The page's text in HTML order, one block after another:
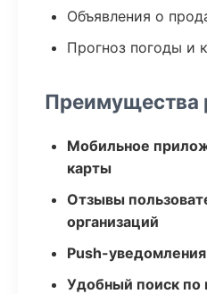
Объявления о
Прогноз погоды и
Преимущества
Мобильное
карты
Отзывы
организаций
Push-
Удобный поиск по